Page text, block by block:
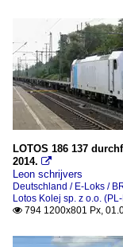
LOTOS 186 137
2014. 
Leon schrijvers
Deutschland / E-Loks /
Lotos Kolej sp. z o.o.
 794 1200x801 Px,